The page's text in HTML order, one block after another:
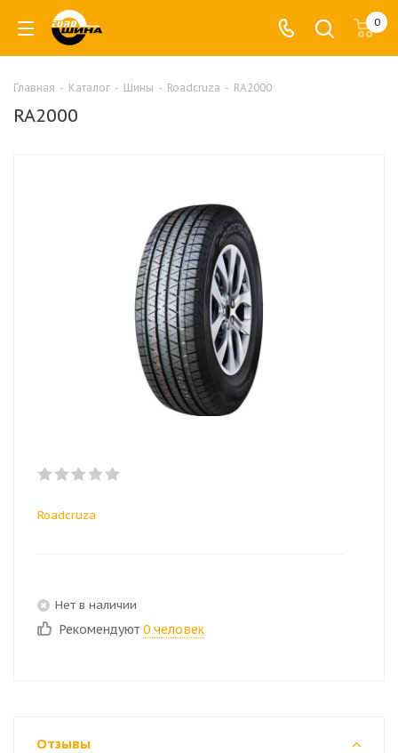
0
Главная - Каталог - Шины - Roadcruza - RA2000
RA2000
Roadcruza
Нет в наличии
Рекомендуют 0 человек
Отзывы